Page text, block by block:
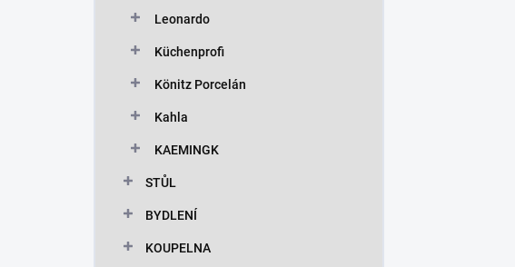
Leonardo
Küchenprofi
Könitz Porcelán
Kahla
KAEMINGK
STŮL
BYDLENÍ
KOUPELNA